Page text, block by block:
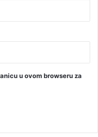
u ovom browseru za